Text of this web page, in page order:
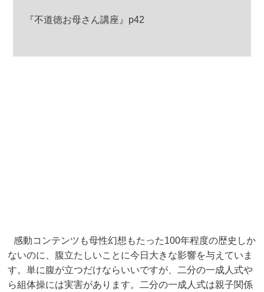
『不道徳お母さん講座』p42
感動コンテンツも母性幻想もたった100年程度の歴史しか
ないのに、腹立たしいことに今日大きな影響を与えていま
す。単に腹が立つだけならいいですが、二分の一成人式や
ら組体操には実害があります。二分の一成人式は親子関係